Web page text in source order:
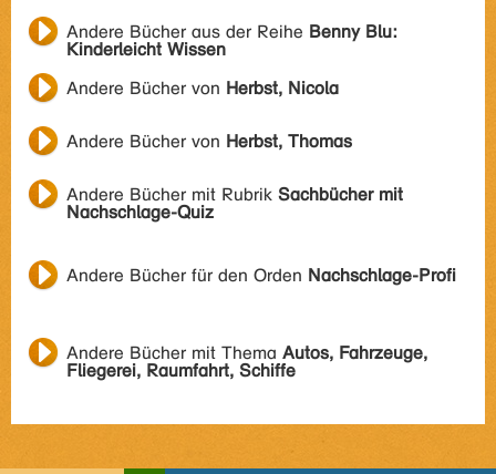
Andere Bücher aus der Reihe Benny Blu:
Kinderleicht Wissen
Andere Bücher von Herbst, Nicola
Andere Bücher von Herbst, Thomas
Andere Bücher mit Rubrik Sachbücher mit
Nachschlage-Quiz
Andere Bücher für den Orden Nachschlage-Profi
Andere Bücher mit Thema Autos, Fahrzeuge,
Fliegerei, Raumfahrt, Schiffe